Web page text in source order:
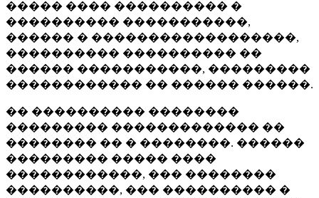
����� ���� ���������� �
���������� �����������,
������ � ������������������,
���������� ���������� ��
������ �����������, ���������
������������ �� ������ ������.
�� ���������� ��������
��������� ������������� ��
�������� �� � ��������. ������
��������� ����� ����
������������, ��� ��������
����������, ��� ���������� �